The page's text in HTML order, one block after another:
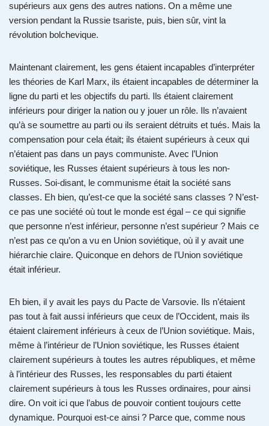
supérieurs aux gens des autres nations. On a même une
version pendant la Russie tsariste, puis, bien sûr, vint la
révolution bolchevique.
Maintenant clairement, les gens étaient incapables d’interpréter
les théories de Karl Marx, ils étaient incapables de déterminer la
ligne du parti et les objectifs du parti. Ils étaient clairement
inférieurs pour diriger la nation ou y jouer un rôle. Ils n’avaient
qu’à se soumettre au parti ou ils seraient détruits et tués. Mais la
compensation pour cela était; ils étaient supérieurs à ceux qui
n’étaient pas dans un pays communiste. Avec l’Union
soviétique, les Russes étaient supérieurs à tous les non-
Russes. Soi-disant, le communisme était la société sans
classes. Eh bien, qu’est-ce que la société sans classes ? N’est-
ce pas une société où tout le monde est égal – ce qui signifie
que personne n’est inférieur, personne n’est supérieur ? Mais ce
n’est pas ce qu’on a vu en Union soviétique, où il y avait une
hiérarchie claire. Quiconque en dehors de l’Union soviétique
était inférieur.
Eh bien, il y avait les pays du Pacte de Varsovie. Ils n’étaient
pas tout à fait aussi inférieurs que ceux de l’Occident, mais ils
étaient clairement inférieurs à ceux de l’Union soviétique. Mais,
même à l’intérieur de l’Union soviétique, les Russes étaient
clairement supérieurs à toutes les autres républiques, et même
à l’intérieur des Russes, les responsables du parti étaient
clairement supérieurs à tous les Russes ordinaires, pour ainsi
dire. On voit ici que l’abus de pouvoir contient toujours cette
dynamique. Pourquoi est-ce ainsi ? Parce que, comme nous